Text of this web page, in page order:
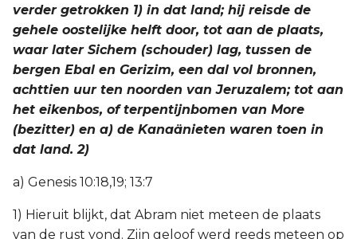
verder getrokken 1) in dat land; hij reisde de
gehele oostelijke helft door, tot aan de plaats,
waar later Sichem (schouder) lag, tussen de
bergen Ebal en Gerizim, een dal vol bronnen,
achttien uur ten noorden van Jeruzalem; tot aan
het eikenbos, of terpentijnbomen van More
(bezitter) en a) de Kanaänieten waren toen in
dat land. 2)
a) Genesis 10:18,19; 13:7
1) Hieruit blijkt, dat Abram niet meteen de plaats
van de rust vond. Zijn geloof werd reeds meteen op